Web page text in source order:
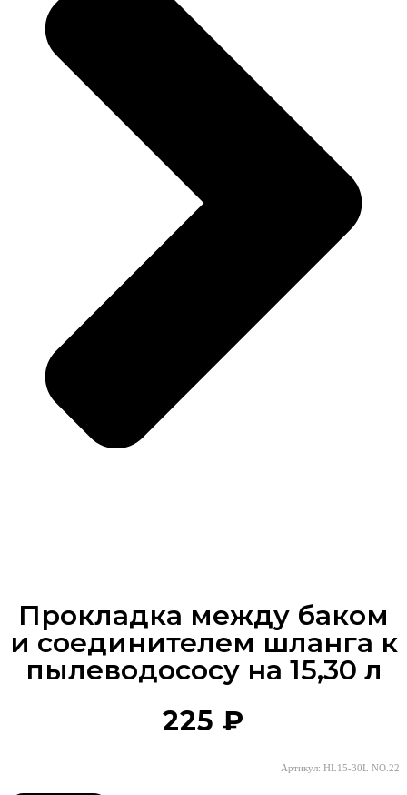
Прокладка между баком
и соединителем шланга к
пылеводососу на 15,30 л
225 ₽
Артикул: HL15-30L NO.22